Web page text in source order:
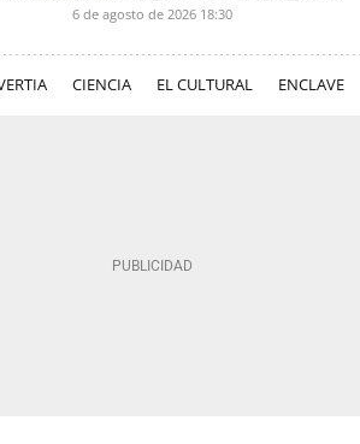
6 de agosto de 2026 18:30
CIENCIA EL CULTURAL ENCLAVE